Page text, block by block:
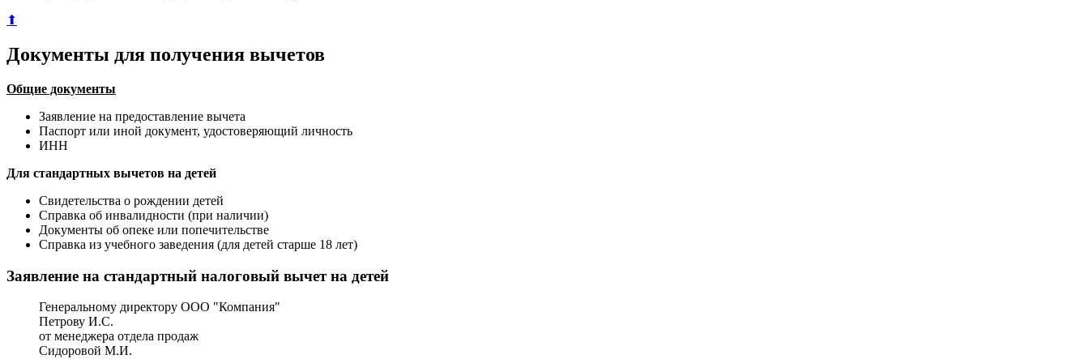
⬆
Документы для получения вычетов
Общие документы
Заявление на предоставление вычета
Паспорт или иной документ, удостоверяющий личность
ИНН
Для стандартных вычетов на детей
Свидетельства о рождении детей
Справка об инвалидности (при наличии)
Документы об опеке или попечительстве
Справка из учебного заведения (для детей старше 18 лет)
Заявление на стандартный налоговый вычет на детей
Генеральному директору ООО "Компания"
Петрову И.С.
от менеджера отдела продаж
Сидоровой М.И.